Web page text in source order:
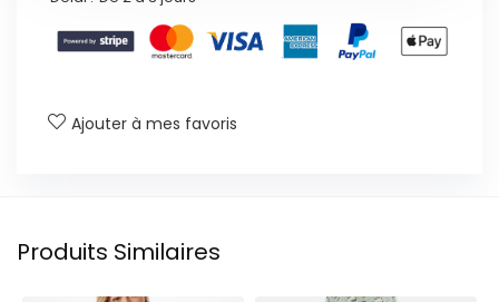
Ajouter à mes favoris
Produits Similaires